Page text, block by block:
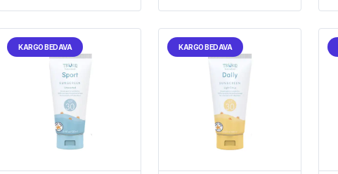
KARGO BEDAVA KARGO BEDAVA